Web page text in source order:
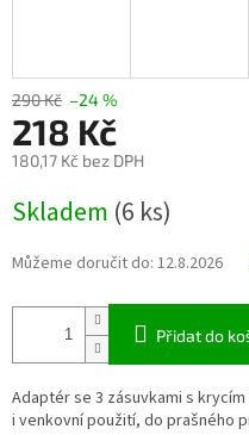
290 Kč –24 %
218 Kč
180,17 Kč bez DPH
cena:
Skladem (6 ks)
Můžeme doručit do: 12.8.2026
Přidat do
Adaptér se 3 zásuvkami s
i venkovní použití, do prašného